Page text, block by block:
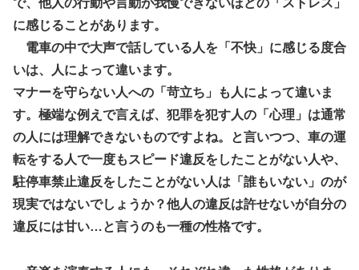
で、他人の行動や言動が我慢できないほどの「ストレス」
に感じることがあります。
電車の中で大声で話している人を「不快」に感じる度合
いは、人によって違います。
マナーを守らない人への「苛立ち」も人によって違いま
す。極端な例えで言えば、犯罪を犯す人の「心理」は通常
の人には理解できないものですよね。と言いつつ、車の運
転をする人で一度もスピード違反をしたことがない人や、
駐停車禁止違反をしたことがない人は「誰もいない」のが
現実ではないでしょうか？他人の違反は許せないが自分の
違反には甘い…と言うのも一種の性格です。